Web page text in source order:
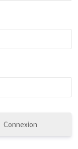
Connexion